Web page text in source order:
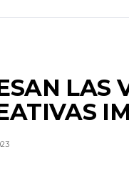
LAS